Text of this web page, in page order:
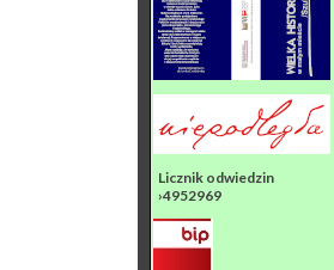
Licznik odwiedzin
›4952969